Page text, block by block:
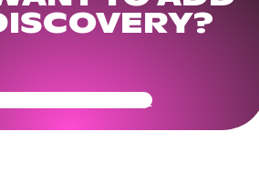
Your Community Ready